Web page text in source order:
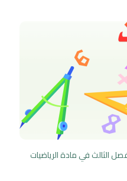
الثالث في مادة الرياضيات